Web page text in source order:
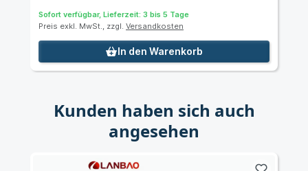
Sofort verfügbar, Lieferzeit: 3 bis 5 Tage
Preis exkl. MwSt., zzgl. Versandkosten
In den Warenkorb
Kunden haben sich auch
angesehen